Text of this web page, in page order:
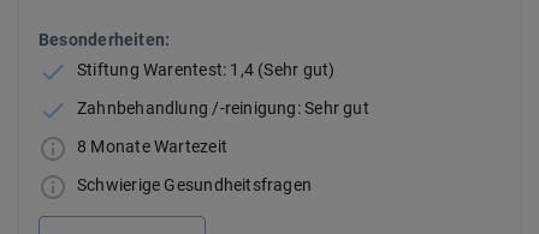
Besonderheiten:
Stiftung Warentest: 1,4 (Sehr gut)
Zahnbehandlung /-reinigung: Sehr gut
8 Monate Wartezeit
Schwierige Gesundheitsfragen